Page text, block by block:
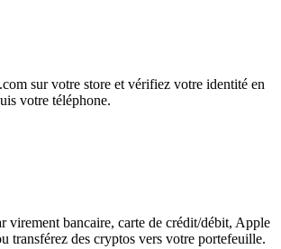
sur votre store et vérifiez votre identité en
votre téléphone.
virement bancaire, carte de crédit/débit, Apple
transférez des cryptos vers votre portefeuille.